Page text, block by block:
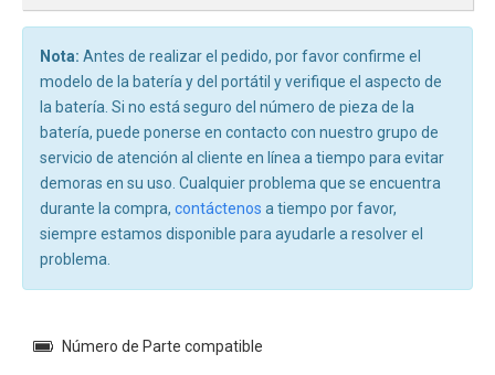
Nota: Antes de realizar el pedido, por favor confirme el
modelo de la batería y del portátil y verifique el aspecto de
la batería. Si no está seguro del número de pieza de la
batería, puede ponerse en contacto con nuestro grupo de
servicio de atención al cliente en línea a tiempo para evitar
demoras en su uso. Cualquier problema que se encuentra
durante la compra, contáctenos a tiempo por favor,
siempre estamos disponible para ayudarle a resolver el
problema.
Número de Parte compatible